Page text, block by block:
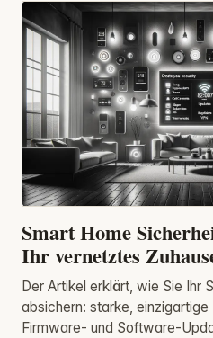
Smart Home
Ihr vernetztes
Der Artikel erklärt, wie Sie Ihr
absichern: starke,
Firmware- und